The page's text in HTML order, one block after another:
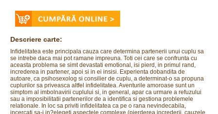
Descriere carte:
Infidelitatea este principala cauza care determina partenerii unui cuplu sa
se intrebe daca mai pot ramane impreuna. Toti cei care se confrunta cu
aceasta problema se simt devastati emotional, isi pierd, in primul rand,
increderea in partener, apoi si in ei insisi. Experienta dobandita de
autoare, ca psihosexolog si consilier de cuplu, a determinat-o sa propuna
cuplurilor sa priveasca altfel infidelitatea. Aventurile amoroase sunt un
simptom al imbolnavirii cuplului si, in general, apar ca urmare a refuzului
sau a imposibilitatii partenerilor de a identifica si gestiona problemele
relationale. In loc sa priviti infidelitatea ca pe o rana nevindecabila,
incercati sa-i in?elegeti aspectele complexe (pierderea increderii, cauzele